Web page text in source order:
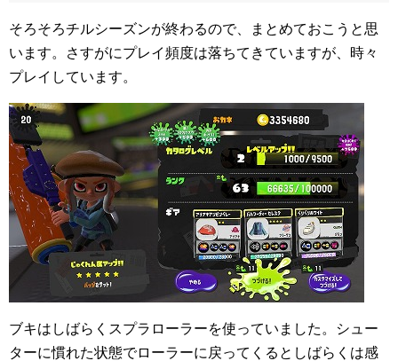
そろそろチルシーズンが終わるので、まとめておこうと思
います。さすがにプレイ頻度は落ちてきていますが、時々
プレイしています。
ブキはしばらくスプラローラーを使っていました。シュー
ターに慣れた状態でローラーに戻ってくるとしばらくは感